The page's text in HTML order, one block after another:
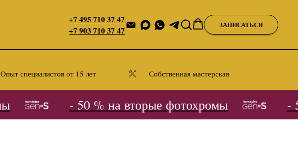
+7 495 710 37 47
+7 903 710 37 47
ЗАПИСАТЬСЯ
Опыт специалистов от 15 лет Собственная мастерская
- 50 % на вторые фотохромы -